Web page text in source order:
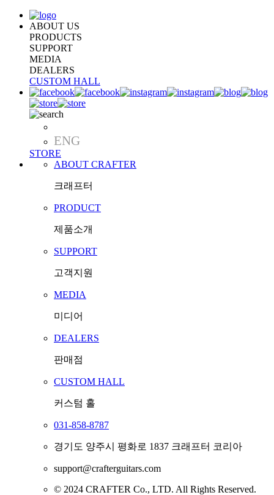
ABOUT US
PRODUCTS
SUPPORT
MEDIA
DEALERS
CUSTOM HALL
ENG
STORE
ABOUT CRAFTER
크래프터
PRODUCT
제품소개
SUPPORT
고객지원
MEDIA
미디어
DEALERS
판매점
CUSTOM HALL
커스텀 홀
031-858-8787
경기도 양주시 평화로 1837 크래프터 코리아
support@crafterguitars.com
© 2024 CRAFTER Co., LTD. All Rights Reserved.